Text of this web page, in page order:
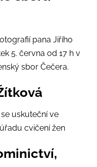
pana Jiřího
5. června od 17 h v
sbor Čečera.
uskuteční ve
cvičení žen